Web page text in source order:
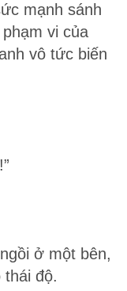
mạnh sánh
vi của
vô tức biến
ở một bên,
thái độ.